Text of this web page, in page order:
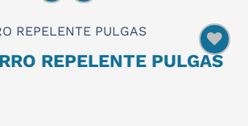
REPELENTE PULGAS